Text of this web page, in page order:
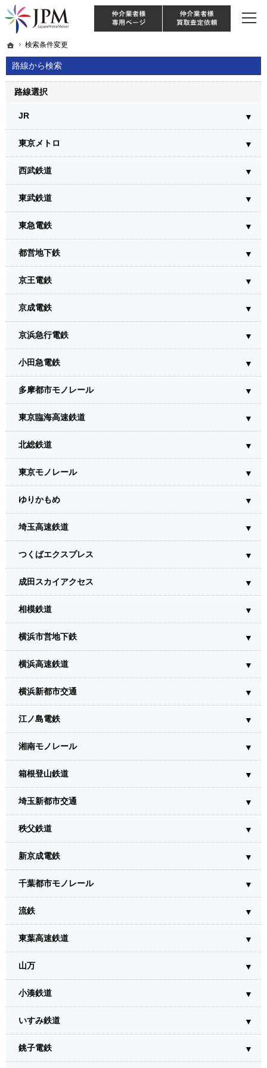
ホーム
検索条件変更
路線から検索
東京・神奈川・埼玉・千葉のリノベーション住宅や中古マンションを手がける会
【物件買取強化中！】リノベーション住宅・不動産・中古マンションならJPM
路線選択
JR
東京メトロ
西武鉄道
東武鉄道
東急電鉄
都営地下鉄
京王電鉄
京成電鉄
京浜急行電鉄
小田急電鉄
多摩都市モノレール
東京臨海高速鉄道
北総鉄道
東京モノレール
ゆりかもめ
埼玉高速鉄道
つくばエクスプレス
成田スカイアクセス
相模鉄道
横浜市営地下鉄
横浜高速鉄道
横浜新都市交通
江ノ島電鉄
湘南モノレール
箱根登山鉄道
埼玉新都市交通
秩父鉄道
新京成電鉄
千葉都市モノレール
流鉄
東葉高速鉄道
山万
小湊鉄道
いすみ鉄道
銚子電鉄
ホーム
検索条件変更